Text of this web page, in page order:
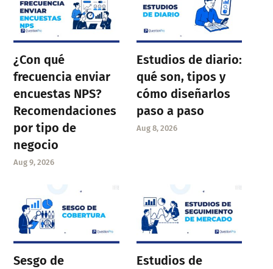
¿Con qué
frecuencia enviar
encuestas NPS?
Recomendaciones
por tipo de
negocio
Aug 9, 2026
Estudios de diario:
qué son, tipos y
cómo diseñarlos
paso a paso
Aug 8, 2026
Sesgo de
Estudios de